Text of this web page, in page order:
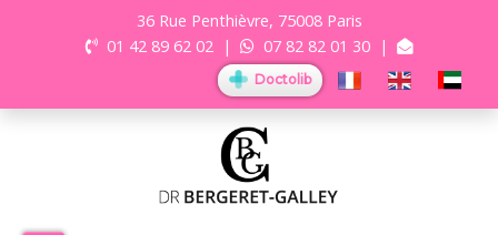
36 Rue Penthièvre, 75008 Paris
01 42 89 62 02 | 07 82 82 01 30 |
Doctolib